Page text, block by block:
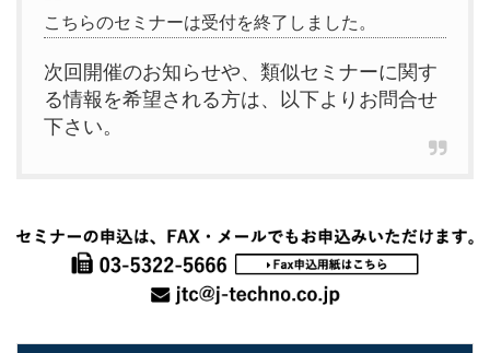
こちらのセミナーは受付を終了しました。
次回開催のお知らせや、類似セミナーに関す
る情報を希望される方は、以下よりお問合せ
下さい。